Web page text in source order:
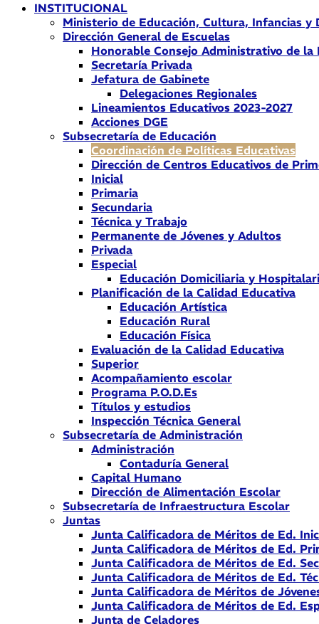
INSTITUCIONAL
Ministerio de Educación, Cultura, Infancias y
Dirección General de Escuelas
Honorable Consejo Administrativo de la
Secretaría Privada
Jefatura de Gabinete
Delegaciones Regionales
Lineamientos Educativos 2023-2027
Acciones DGE
Subsecretaría de Educación
Coordinación de Políticas Educativas
Dirección de Centros Educativos de
Inicial
Primaria
Secundaria
Técnica y Trabajo
Permanente de Jóvenes y Adultos
Privada
Especial
Educación Domiciliaria y
Planificación de la Calidad Educativa
Educación Artística
Educación Rural
Educación Física
Evaluación de la Calidad Educativa
Superior
Acompañamiento escolar
Programa P.O.D.Es
Títulos y estudios
Inspección Técnica General
Subsecretaría de Administración
Administración
Contaduría General
Capital Humano
Dirección de Alimentación Escolar
Subsecretaría de Infraestructura Escolar
Juntas
Junta Calificadora de Méritos de Ed.
Junta Calificadora de Méritos de Ed.
Junta Calificadora de Méritos de Ed.
Junta Calificadora de Méritos de Ed.
Junta Calificadora de Méritos de
Junta Calificadora de Méritos de Ed.
Junta de Celadores